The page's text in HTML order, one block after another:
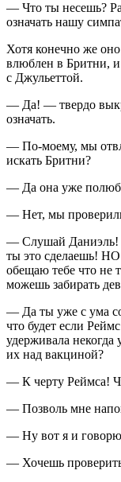
— Что ты несешь?
означать нашу
Хотя конечно же
влюблен в Бритни, и
с Джульеттой.
— Да! — твердо
означать.
— По-моему, мы
искать Бритни?
— Да она уже
— Нет, мы
— Слушай Даниэль!
ты это сделаешь!
обещаю тебе что не
можешь забирать
— Да ты уже с ума
что будет если Реймс
удерживала некогда
их над вакциной?
— К черту Реймса!
— Позволь мне
— Ну вот я и
— Хочешь